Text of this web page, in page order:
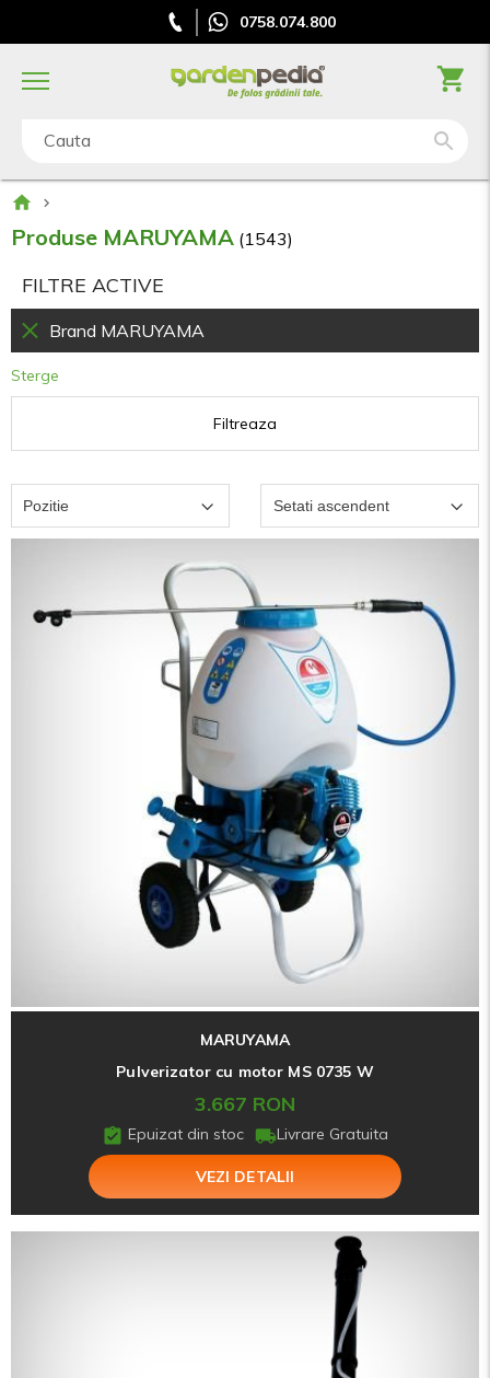
0758.074.800
Cauta
Produse MARUYAMA (1543)
MARUYAMA
Pulverizator cu motor MS 0735 W
3.667 RON
Epuizat din stoc Livrare Gratuita
VEZI DETALII
FILTRE ACTIVE
Brand MARUYAMA
Sterge
Filtreaza